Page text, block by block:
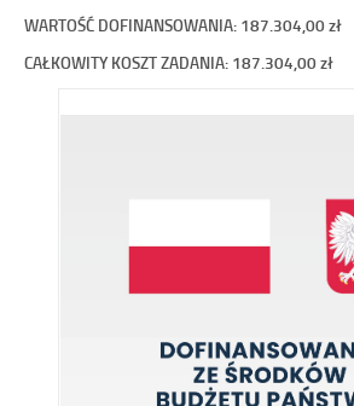
WARTOŚĆ DOFINANSOWANIA: 187.304,00 zł
CAŁKOWITY KOSZT ZADANIA: 187.304,00 zł